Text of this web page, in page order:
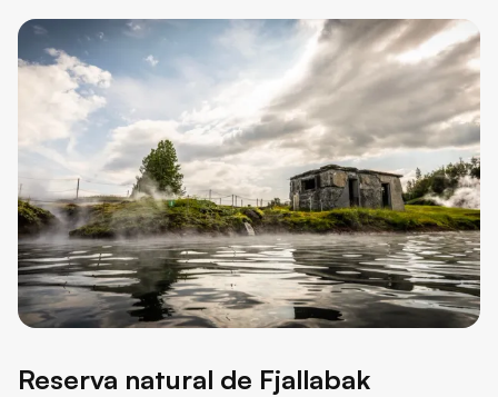
Reserva natural de Fjallabak